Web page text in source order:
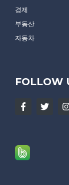
경제
부동산
자동차
FOLLOW